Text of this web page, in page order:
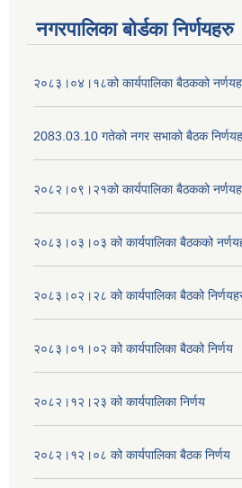
नगरपालिका बोर्डका निर्णयहरु
२०८३।०४।१८को कार्यपालिका बैठकको
2083.03.10 गतेको नगर सभाको बैठक
२०८२।०९।२१को कार्यपालिका बैठकको
२०८३।०३।०३ को कार्यपालिका बैठकको
२०८३।०२।२८ को कार्यपालिका बैठको
२०८३।०१।०२ को कार्यपालिका बैठको निर्णय
२०८२।१२।२३ को कार्यपालिका निर्णय
२०८२।१२।०८ को कार्यपालिका बैठक निर्णय